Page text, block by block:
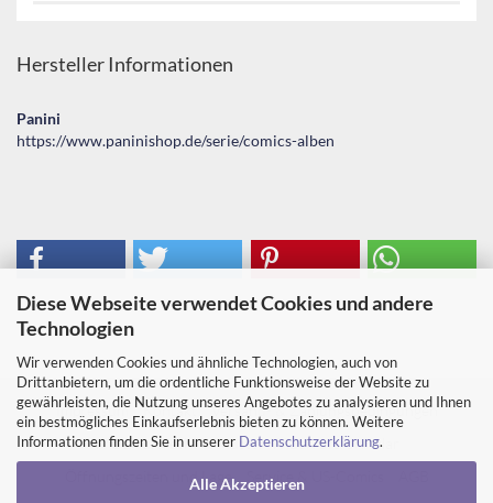
Diese Webseite verwendet Cookies und andere
Technologien
Wir verwenden Cookies und ähnliche Technologien, auch von
Drittanbietern, um die ordentliche Funktionsweise der Website zu
gewährleisten, die Nutzung unseres Angebotes zu analysieren und Ihnen
ein bestmögliches Einkaufserlebnis bieten zu können. Weitere
Informationen finden Sie in unserer Datenschutzerklärung.
Alle Akzeptieren
Hersteller Informationen
Panini
https://www.paninishop.de/serie/comics-alben
Impressum Kontakt
Versand- & Zahlungsbedingungen
Widerrufsrecht & Muster-Widerrufsformular
Öffnungszeiten und Lage
Service & US-Comics